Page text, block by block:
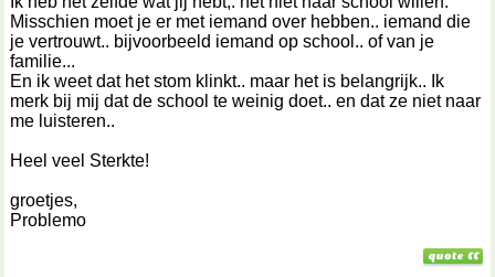
Misschien moet je er met iemand over hebben.. iemand die
je vertrouwt.. bijvoorbeeld iemand op school.. of van je
familie...
En ik weet dat het stom klinkt.. maar het is belangrijk.. Ik
merk bij mij dat de school te weinig doet.. en dat ze niet naar
me luisteren..
Heel veel Sterkte!
groetjes,
Problemo